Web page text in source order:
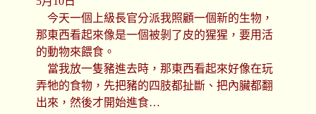
今天一個上級長官分派我照顧一個新的生物，
那東西看起來像是一個被剝了皮的猩猩，要用活
的動物來餵食。
當我放一隻豬進去時，那東西看起來好像在玩
弄牠的食物，先把豬的四肢都扯斷、把內臟都翻
出來，然後才開始進食…